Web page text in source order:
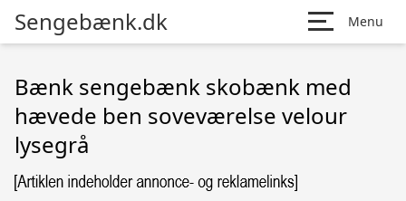
Sengebænk.dk Menu
Bænk sengebænk skobænk med
hævede ben soveværelse velour
lysegrå